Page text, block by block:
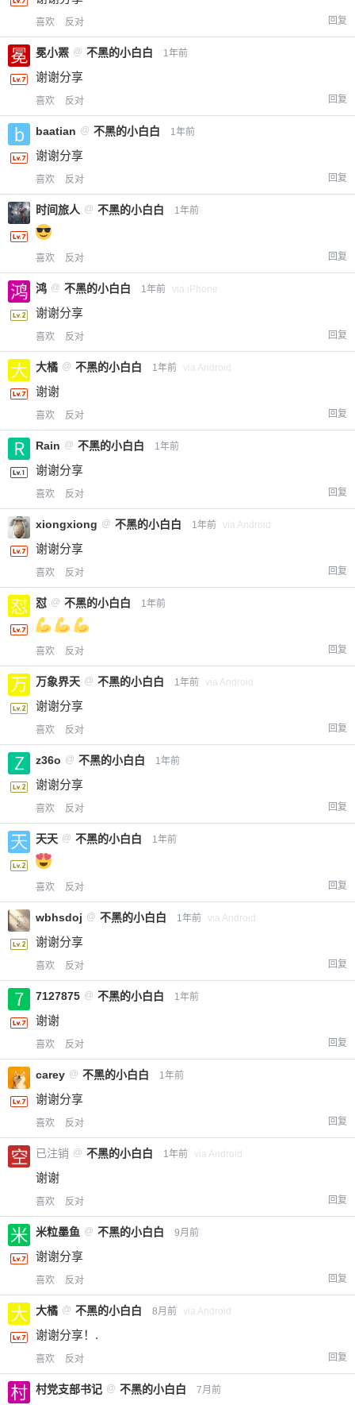
喜欢 反对 回复
冕小罴 @ 不黑的小白白 1年前
谢谢分享
喜欢 反对 回复
baatian @ 不黑的小白白 1年前
谢谢分享
喜欢 反对 回复
时间旅人 @ 不黑的小白白 1年前
喜欢 反对 回复
鸿 @ 不黑的小白白 1年前 via iPhone
谢谢分享
喜欢 反对 回复
大橘 @ 不黑的小白白 1年前 via Android
谢谢
喜欢 反对 回复
Rain @ 不黑的小白白 1年前
谢谢分享
喜欢 反对 回复
xiongxiong @ 不黑的小白白 1年前 via Android
谢谢分享
喜欢 反对 回复
怼 @ 不黑的小白白 1年前
喜欢 反对 回复
万象界天 @ 不黑的小白白 1年前 via Android
谢谢分享
喜欢 反对 回复
z36o @ 不黑的小白白 1年前
谢谢分享
喜欢 反对 回复
天天 @ 不黑的小白白 1年前
喜欢 反对 回复
wbhsdoj @ 不黑的小白白 1年前 via Android
谢谢分享
喜欢 反对 回复
7127875 @ 不黑的小白白 1年前
谢谢
喜欢 反对 回复
carey @ 不黑的小白白 1年前
谢谢分享
喜欢 反对 回复
已注销 @ 不黑的小白白 1年前 via Android
谢谢
喜欢 反对 回复
米粒墨鱼 @ 不黑的小白白 9月前
谢谢分享
喜欢 反对 回复
大橘 @ 不黑的小白白 8月前 via Android
谢谢分享！.
喜欢 反对 回复
村党支部书记 @ 不黑的小白白 7月前